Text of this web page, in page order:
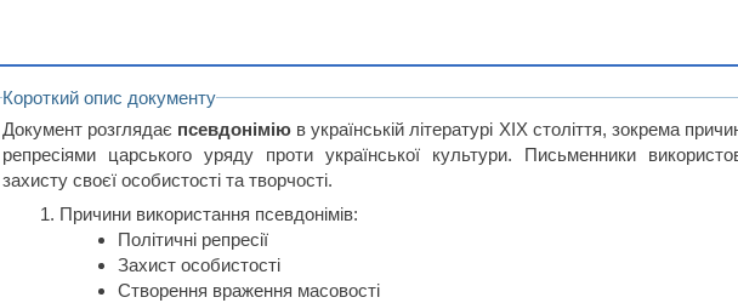
Короткий опис документу
Документ розглядає псевдоніміюв українській літературі XIX століття, зокрема
репресіями царського уряду проти української культури. Письменники
захисту своєї особистості та творчості.
Причини використання псевдонімів:
Політичні репресії
Захист особистості
Створення враження масовості